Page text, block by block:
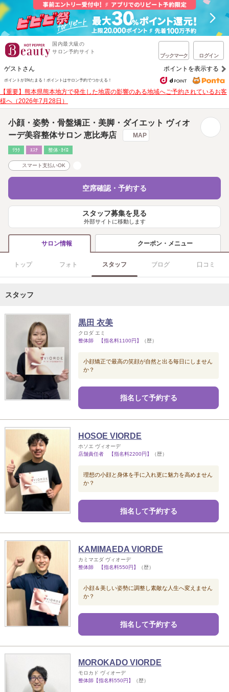
国内最大級の
サロン予約サイト
ブックマーク ログイン
ゲストさん ポイントを表示する
ポイントが1%たまる！ ポイントはサロン予約でつかえる！
【重要】熊本県熊本地方で発生した地震の影響のある地域へご予約されているお客
様へ（2026年7月28日）
小顔・姿勢・骨盤矯正・美脚・ダイエット ヴィオ
ーデ美容整体サロン 恵比寿店
MAP
ﾘﾗｸ ｴｽﾃ 整体･ｶｲﾛ
スマート支払いOK
空席確認・予約する
スタッフ募集を見る
外部サイトに移動します
サロン情報 クーポン・メニュー
トップ フォト スタッフ ブログ 口コミ
スタッフ
黒田 衣美
クロダ エミ
整体師 【指名料1100円】
（歴）
小顔矯正で最高の笑顔が自然と出る毎日にしません
か？
指名して予約する
HOSOE VIORDE
ホソエ ヴィオーデ
店舗責任者 【指名料2200円】
（歴）
理想の小顔と身体を手に入れ更に魅力を高めません
か？
指名して予約する
KAMIMAEDA VIORDE
カミマエダ ヴィオーデ
整体師 【指名料550円】
（歴）
小顔＆美しい姿勢に調整し素敵な人生へ変えません
か？
指名して予約する
MOROKADO VIORDE
モロカド ヴィオーデ
整体師【指名料550円】
（歴）